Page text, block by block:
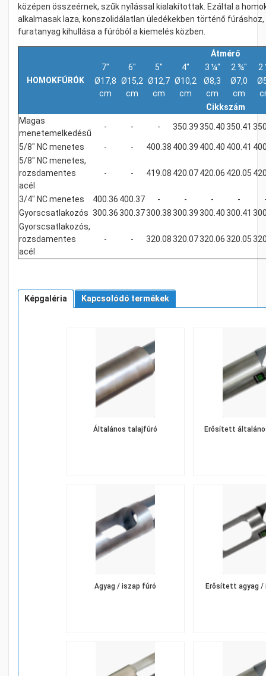
középen összeérnek, szűk nyílással kialakítottak. Ezáltal a
alkalmasak laza, konszolidálatlan üledékekben történő
furatanyag kihullása a fúróból a kiemelés közben.
HOMOKFÚRÓK
Átmérő
7"
6" 5" 4" 3 ¼" 2 ¾"
2
Ø17,8
cm
Ø15,2
cm
Ø12,7
cm
Ø10,2
cm
Ø8,3
cm
Ø7,0
cm
Cikkszám
Magas
menetemelkedésű
- - - 350.39350.40350.41
5/8" NC menetes - - 400.38 400.39 400.40 400.41
5/8" NC menetes,
rozsdamentes
acél
- - 419.08 420.07420.06 420.05
3/4" NC menetes 400.36 400.37 - - - -
Gyorscsatlakozós 300.36300.37300.38300.39300.40300.41
Gyorscsatlakozós,
rozsdamentes
acél
- - 320.08320.07320.06320.05
Képgaléria Kapcsolódó termékek
Általános talajfúró Erősített
Agyag / iszap fúró Erősített agyag